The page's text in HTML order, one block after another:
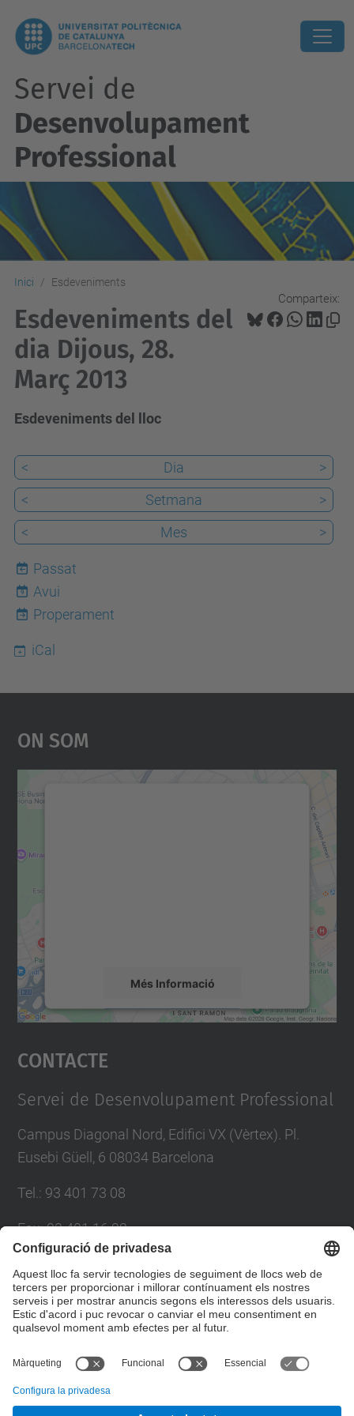
Servei de
Desenvolupament
Professional
Inici Esdeveniments
Comparteix:
Esdeveniments del
dia Dijous, 28.
Març 2013
Esdeveniments del lloc
< Dia
>
<
Setmana
>
<
Mes >
Passat
9
Avui
Properament
iCal
On Som
Més Informació
Accepta
powered by
Contacte
Servei de Desenvolupament Professional
Campus Diagonal Nord, Edifici VX (Vèrtex). Pl.
Eusebi Güell, 6 08034 Barcelona
Tel. : 93 401 73 08
Fax:93 401 16 22
Directori UPC
Formulari de contacte